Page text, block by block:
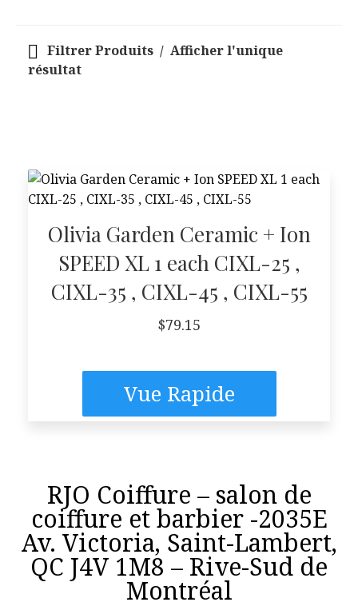
Filtrer Produits
Afficher l'unique
résultat
Olivia Garden Ceramic + Ion
SPEED XL 1 each CIXL-25 ,
CIXL-35 , CIXL-45 , CIXL-55
$79.15
Vue Rapide
RJO Coiffure – salon de
coiffure et barbier -2035E
Av. Victoria, Saint-Lambert,
QC J4V 1M8 – Rive-Sud de
Montréal